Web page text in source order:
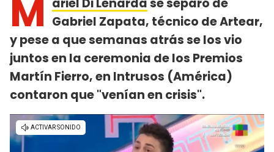
M Gabriel Zapata, técnico de Artear,
y pese a que semanas atrás se los vio
juntos en la ceremonia de los Premios
Martín Fierro, en Intrusos (América)
contaron que "venían en crisis".